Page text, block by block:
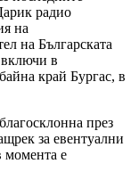
радио
на
на Българската
в
край Бургас, в
през
за евентуални
момента е